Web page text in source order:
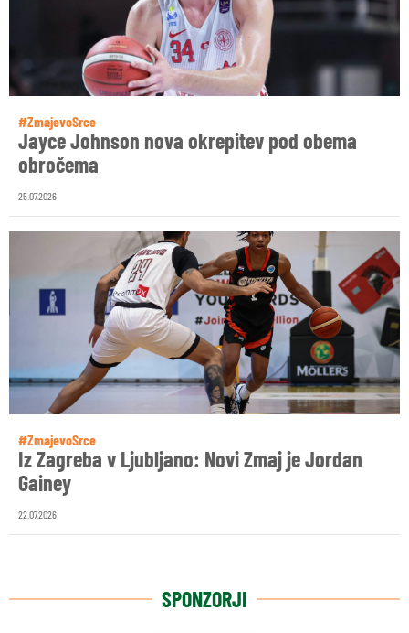
#ZmajevoSrce
Jayce Johnson nova okrepitev pod obema
obročema
25.07.2026
#ZmajevoSrce
Iz Zagreba v Ljubljano: Novi Zmaj je Jordan
Gainey
22.07.2026
SPONZORJI